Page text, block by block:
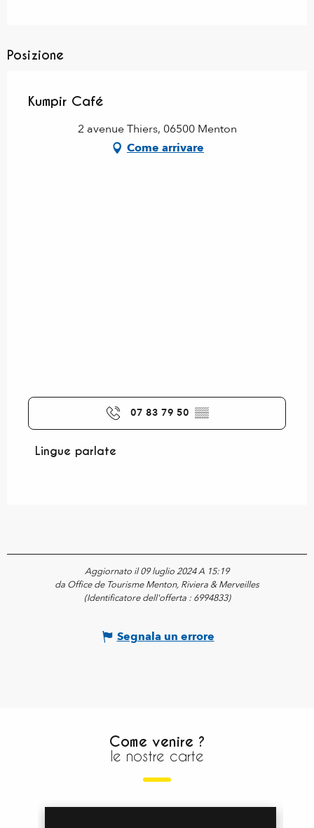
Posizione
Kumpir Café
2 avenue Thiers, 06500 Menton
Come arrivare
07 83 79 50 ▒▒
Lingue parlate
Lingue parlate
Aggiornato il 09 luglio 2024 A 15:19
da Office de Tourisme Menton, Riviera & Merveilles
(Identificatore dell'offerta : 6994833)
Segnala un errore
Come venire ?
le nostre carte